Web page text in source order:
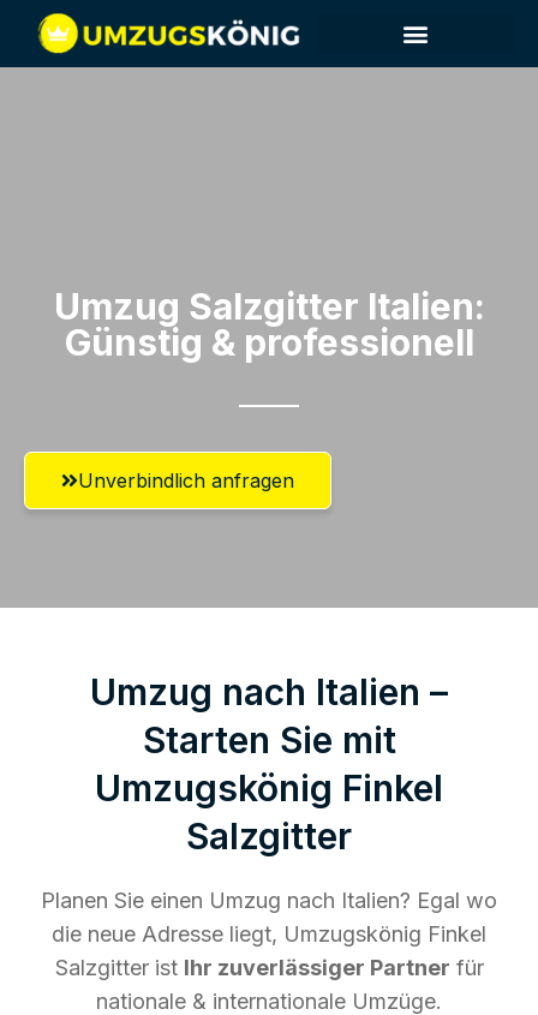
Umzug Salzgitter​ Italien:
Günstig & professionell​
Unverbindlich anfragen
Umzug nach Italien –
Starten Sie mit
Umzugskönig Finkel
Salzgitter
Planen Sie einen Umzug nach Italien? Egal wo
die neue Adresse liegt, Umzugskönig Finkel
Salzgitter ist Ihr zuverlässiger Partner für
nationale & internationale Umzüge.